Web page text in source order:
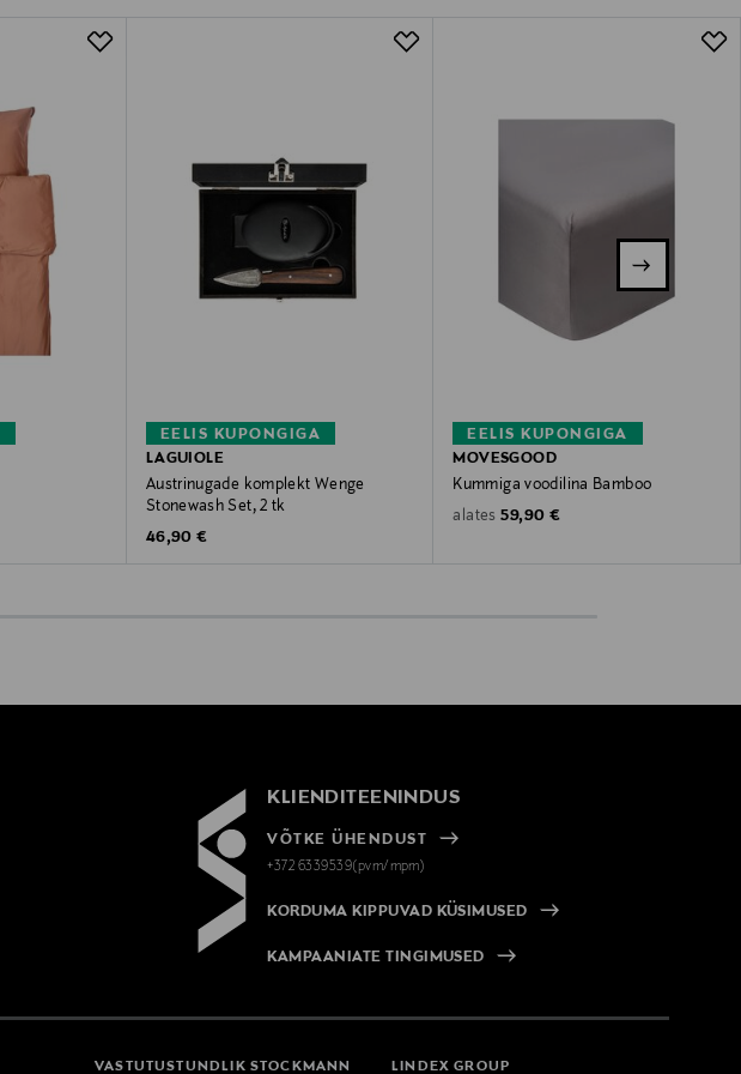
EELIS KUPONGIGA
LAGUIOLE
Austrinugade komplekt Wenge
Stonewash Set, 2 tk
Original Price
46,90 €
EELIS KUPONGIGA
MOVESGOOD
Kummiga voodilina Bamboo
alates Original Price
59,90 €
KLIENDITEENINDUS
VÕTKE ÜHENDUST
+372 6339539(pvm/mpm)
KORDUMA KIPPUVAD KÜSIMUSED
KAMPAANIATE TINGIMUSED
VASTUTUSTUNDLIK STOCKMANN LINDEX GROUP